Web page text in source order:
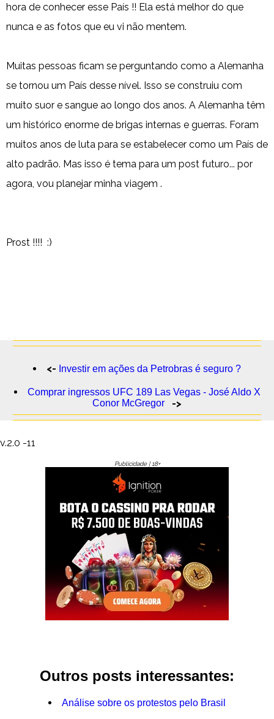
hora de conhecer esse País !! Ela está melhor do que
nunca e as fotos que eu vi não mentem.
Muitas pessoas ficam se perguntando como a Alemanha
se tornou um País desse nível. Isso se construiu com
muito suor e sangue ao longo dos anos. A Alemanha têm
um histórico enorme de brigas internas e guerras. Foram
muitos anos de luta para se estabelecer como um País de
alto padrão. Mas isso é tema para um post futuro... por
agora, vou planejar minha viagem .
Prost !!!! :)
<- Investir em ações da Petrobras é seguro ?
Comprar ingressos UFC 189 Las Vegas - José Aldo X
Conor McGregor ->
v.2.0 -11
Publicidade | 18+
Outros posts interessantes:
Análise sobre os protestos pelo Brasil